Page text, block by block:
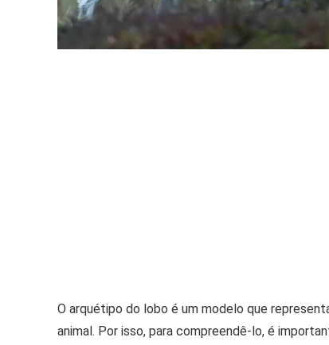
O arquétipo do lobo é um modelo que
animal. Por isso, para compreendê-lo, é